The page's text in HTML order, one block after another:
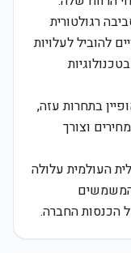
רגולטורית
להוביל לעלויות
בתחרות עזה,
וצורך
העולמית עלולה
המשמשים
הכנסות החברה.